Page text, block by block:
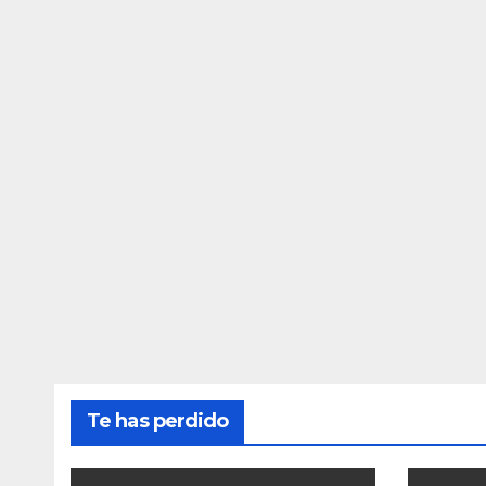
Te has perdido